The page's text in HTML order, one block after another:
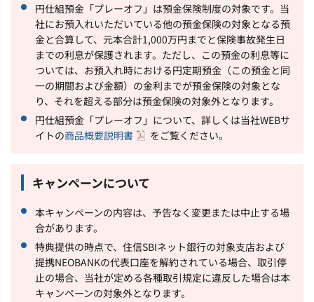
円仕組預金「プレーオフ」は預金保険制度の対象です。当
社にお預入れいただいている他の預金保険の対象となる預
金と合算して、元本合計1,000万円までと保険事故発生日
までの利息が保護されます。ただし、この預金の利息等に
ついては、お預入れ時における円定期預金（この預金と同
一の期間および金額）の金利までが預金保険の対象とな
り、それを超える部分は預金保険の対象外となります。
円仕組預金「プレーオフ」について、詳しくは当社WEBサ
イトの商品概要説明書 をご覧ください。
キャンペーンについて
本キャンペーンの内容は、予告なく変更または中止する場
合があります。
特典提供の時点で、住信SBIネット銀行の対象支店および
提携NEOBANKの代表口座を解約されている場合、取引停
止の場合、当社が定める各種取引規定に違反した場合は本
キャンペーンの対象外となります。